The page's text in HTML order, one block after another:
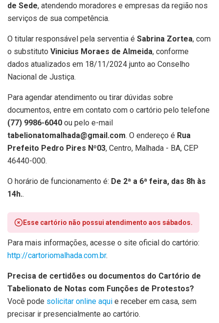
de Sede, atendendo moradores e empresas da região nos
serviços de sua competência.
O titular responsável pela serventia é Sabrina Zortea, com
o substituto Vinicius Moraes de Almeida, conforme
dados atualizados em 18/11/2024 junto ao Conselho
Nacional de Justiça.
Para agendar atendimento ou tirar dúvidas sobre
documentos, entre em contato com o cartório pelo telefone
(77) 9986-6040 ou pelo e-mail
tabelionatomalhada@gmail.com. O endereço é Rua
Prefeito Pedro Pires Nº03, Centro, Malhada - BA, CEP
46440-000.
O horário de funcionamento é: De 2ª a 6ª feira, das 8h às
14h..
Esse cartório não possui atendimento aos sábados.
Para mais informações, acesse o site oficial do cartório:
http://cartoriomalhada.com.br.
Precisa de certidões ou documentos do Cartório de
Tabelionato de Notas com Funções de Protestos?
Você pode solicitar online aqui e receber em casa, sem
precisar ir presencialmente ao cartório.